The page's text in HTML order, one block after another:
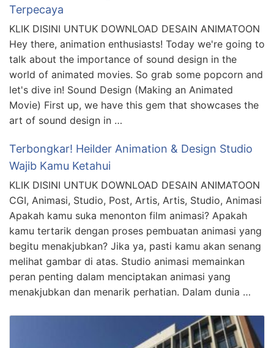
Terpecaya
KLIK DISINI UNTUK DOWNLOAD DESAIN ANIMATOON
Hey there, animation enthusiasts! Today we're going to
talk about the importance of sound design in the
world of animated movies. So grab some popcorn and
let's dive in! Sound Design (Making an Animated
Movie) First up, we have this gem that showcases the
art of sound design in …
Terbongkar! Heilder Animation & Design Studio
Wajib Kamu Ketahui
KLIK DISINI UNTUK DOWNLOAD DESAIN ANIMATOON
CGI, Animasi, Studio, Post, Artis, Artis, Studio, Animasi
Apakah kamu suka menonton film animasi? Apakah
kamu tertarik dengan proses pembuatan animasi yang
begitu menakjubkan? Jika ya, pasti kamu akan senang
melihat gambar di atas. Studio animasi memainkan
peran penting dalam menciptakan animasi yang
menakjubkan dan menarik perhatian. Dalam dunia …